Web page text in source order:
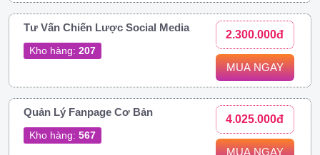
Tư Vấn Chiến Lược Social Media
Kho hàng: 207
2.300.000đ
MUA NGAY
Quản Lý Fanpage Cơ Bản
Kho hàng: 567
4.025.000đ
MUA NGAY